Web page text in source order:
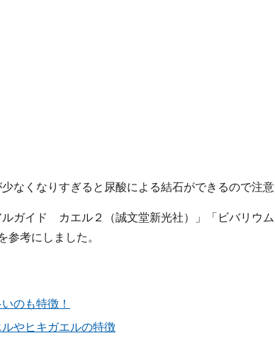
なくなりすぎると尿酸による結石ができるので注意
ガイド カエル２（誠文堂新光社）」「ビバリウム
参考にしました。
のも特徴！
やヒキガエルの特徴